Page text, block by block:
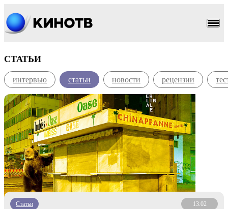
СТАТЬИ
интервью статьи новости рецензии
Статьи 13.02